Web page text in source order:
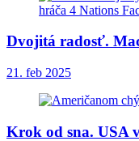
Dvojitá radosť.
21. feb 2025
Krok od sna. USA